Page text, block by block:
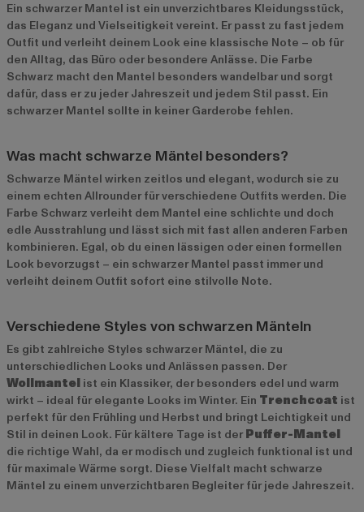
Ein schwarzer Mantel ist ein unverzichtbares Kleidungsstück,
das Eleganz und Vielseitigkeit vereint. Er passt zu fast jedem
Outfit und verleiht deinem Look eine klassische Note – ob für
den Alltag, das Büro oder besondere Anlässe. Die Farbe
Schwarz macht den Mantel besonders wandelbar und sorgt
dafür, dass er zu jeder Jahreszeit und jedem Stil passt. Ein
schwarzer Mantel sollte in keiner Garderobe fehlen.
Was macht schwarze Mäntel besonders?
Schwarze Mäntel wirken zeitlos und elegant, wodurch sie zu
einem echten Allrounder für verschiedene Outfits werden. Die
Farbe Schwarz verleiht dem Mantel eine schlichte und doch
edle Ausstrahlung und lässt sich mit fast allen anderen Farben
kombinieren. Egal, ob du einen lässigen oder einen formellen
Look bevorzugst – ein schwarzer Mantel passt immer und
verleiht deinem Outfit sofort eine stilvolle Note.
Verschiedene Styles von schwarzen Mänteln
Es gibt zahlreiche Styles schwarzer Mäntel, die zu
unterschiedlichen Looks und Anlässen passen. Der
Wollmantel ist ein Klassiker, der besonders edel und warm
wirkt – ideal für elegante Looks im Winter. Ein Trenchcoat ist
perfekt für den Frühling und Herbst und bringt Leichtigkeit und
Stil in deinen Look. Für kältere Tage ist der Puffer-Mantel
die richtige Wahl, da er modisch und zugleich funktional ist und
für maximale Wärme sorgt. Diese Vielfalt macht schwarze
Mäntel zu einem unverzichtbaren Begleiter für jede Jahreszeit.